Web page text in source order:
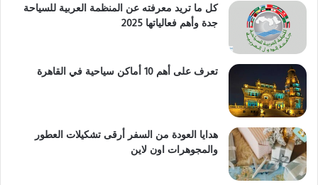
كل ما تريد معرفته عن المنظمة العربية للسياحة
جدة وأهم فعالياتها 2025
تعرف على أهم 10 أماكن سياحية في القاهرة
هدايا العودة من السفر أرقى تشكيلات العطور
والمجوهرات اون لاين